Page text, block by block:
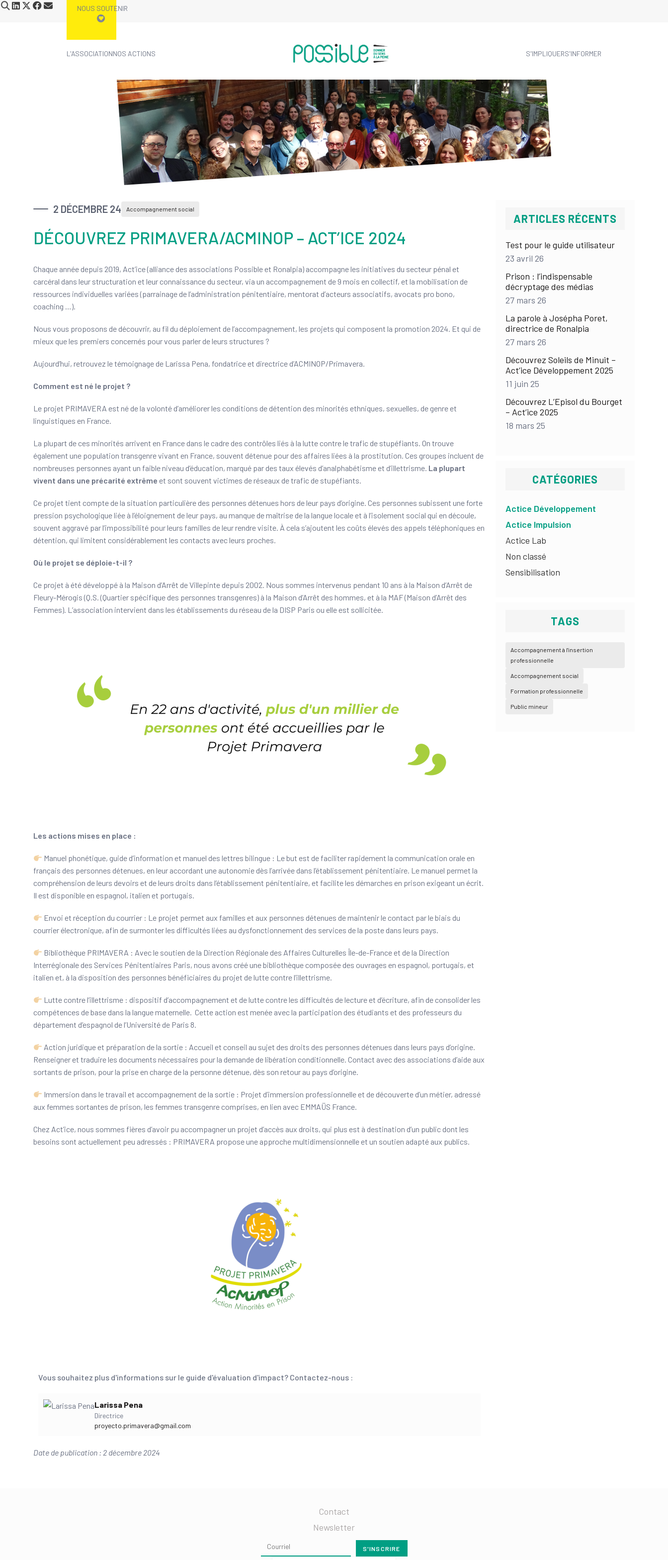
NOUS SOUTENIR
L'ASSOCIATIONNOS ACTIONS S'IMPLIQUERS'INFORMER
2 DÉCEMBRE 24 Accompagnement social
DÉCOUVREZ PRIMAVERA/ACMINOP – ACT’ICE 2024
Chaque année depuis 2019, Act’ice (alliance des associations Possible et Ronalpia) accompagne les initiatives du secteur pénal et
carcéral dans leur structuration et leur connaissance du secteur, via un accompagnement de 9 mois en collectif, et la mobilisation de
ressources individuelles variées (parrainage de l’administration pénitentiaire, mentorat d’acteurs associatifs, avocats pro bono,
coaching …).
Nous vous proposons de découvrir, au fil du déploiement de l’accompagnement, les projets qui composent la promotion 2024. Et qui de
mieux que les premiers concernés pour vous parler de leurs structures ?
Aujourd’hui, retrouvez le témoignage de Larissa Pena, fondatrice et directrice d’ACMINOP/Primavera.
Comment est né le projet ?
Le projet PRIMAVERA est né de la volonté d’améliorer les conditions de détention des minorités ethniques, sexuelles, de genre et
linguistiques en France.
La plupart de ces minorités arrivent en France dans le cadre des contrôles liés à la lutte contre le trafic de stupéfiants. On trouve
également une population transgenre vivant en France, souvent détenue pour des affaires liées à la prostitution. Ces groupes incluent de
nombreuses personnes ayant un faible niveau d’éducation, marqué par des taux élevés d’analphabétisme et d’illettrisme. La plupart
vivent dans une précarité extrême et sont souvent victimes de réseaux de trafic de stupéfiants.
Ce projet tient compte de la situation particulière des personnes détenues hors de leur pays d’origine. Ces personnes subissent une forte
pression psychologique liée à l’éloignement de leur pays, au manque de maîtrise de la langue locale et à l’isolement social qui en découle,
souvent aggravé par l’impossibilité pour leurs familles de leur rendre visite. À cela s’ajoutent les coûts élevés des appels téléphoniques en
détention, qui limitent considérablement les contacts avec leurs proches.
Où le projet se déploie-t-il ?
Ce projet à été développé à la Maison d’Arrêt de Villepinte depuis 2002. Nous sommes intervenus pendant 10 ans à la Maison d’Arrêt de
Fleury-Mérogis (Q.S. (Quartier spécifique des personnes transgenres) à la Maison d’Arrêt des hommes, et à la MAF (Maison d’Arrêt des
Femmes). L’association intervient dans les établissements du réseau de la DISP Paris ou elle est sollicitée.
Les actions mises en place :
Manuel phonétique, guide d’information et manuel des lettres bilingue : Le but est de faciliter rapidement la communication orale en
français des personnes détenues, en leur accordant une autonomie dès l’arrivée dans l’établissement pénitentiaire. Le manuel permet la
compréhension de leurs devoirs et de leurs droits dans l’établissement pénitentiaire, et facilite les démarches en prison exigeant un écrit.
Il est disponible en espagnol, italien et portugais.
Envoi et réception du courrier : Le projet permet aux familles et aux personnes détenues de maintenir le contact par le biais du
courrier électronique, afin de surmonter les difficultés liées au dysfonctionnement des services de la poste dans leurs pays.
Bibliothèque PRIMAVERA : Avec le soutien de la Direction Régionale des Affaires Culturelles Île-de-France et de la Direction
Interrégionale des Services Pénitentiaires Paris, nous avons créé une bibliothèque composée des ouvrages en espagnol, portugais, et
italien et, à la disposition des personnes bénéficiaires du projet de lutte contre l’illettrisme.
Lutte contre l’illettrisme : dispositif d’accompagnement et de lutte contre les difficultés de lecture et d’écriture, afin de consolider les
compétences de base dans la langue maternelle. Cette action est menée avec la participation des étudiants et des professeurs du
département d’espagnol de l’Université de Paris 8.
Action juridique et préparation de la sortie : Accueil et conseil au sujet des droits des personnes détenues dans leurs pays d’origine.
Renseigner et traduire les documents nécessaires pour la demande de libération conditionnelle. Contact avec des associations d’aide aux
sortants de prison, pour la prise en charge de la personne détenue, dès son retour au pays d’origine.
Immersion dans le travail et accompagnement de la sortie : Projet d’immersion professionnelle et de découverte d’un métier, adressé
aux femmes sortantes de prison, les femmes transgenre comprises, en lien avec EMMAÜS France.
Chez Act’ice, nous sommes fières d’avoir pu accompagner un projet d’accès aux droits, qui plus est à destination d’un public dont les
besoins sont actuellement peu adressés : PRIMAVERA propose une approche multidimensionnelle et un soutien adapté aux publics.
Vous souhaitez plus d'informations sur le guide d'évaluation d'impact? Contactez-nous :
Larissa Pena
Directrice
proyecto.primavera@gmail.com
Date de publication : 2 décembre 2024
ARTICLES RÉCENTS
Test pour le guide utilisateur
23 avril 26
Prison : l’indispensable
décryptage des médias
27 mars 26
La parole à Josépha Poret,
directrice de Ronalpia
27 mars 26
Découvrez Soleils de Minuit –
Act’ice Développement 2025
11 juin 25
Découvrez L’Episol du Bourget
– Act’ice 2025
18 mars 25
CATÉGORIES
Actice Développement
Actice Impulsion
Actice Lab
Non classé
Sensibilisation
TAGS
Accompagnement à l'insertion
professionnelle
Accompagnement social
Formation professionnelle
Public mineur
Contact
Newsletter